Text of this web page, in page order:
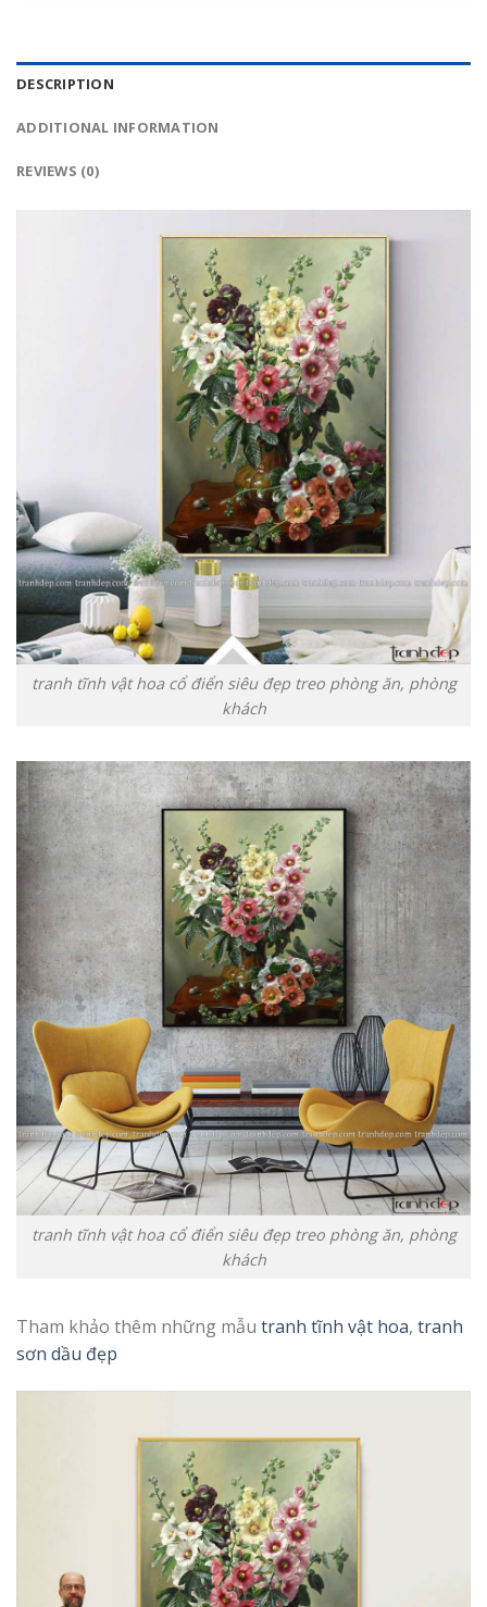
DESCRIPTION
ADDITIONAL INFORMATION
REVIEWS (0)
tranh tĩnh vật hoa cổ điển siêu đẹp treo phòng ăn, phòng
khách
tranh tĩnh vật hoa cổ điển siêu đẹp treo phòng ăn, phòng
khách
Tham khảo thêm những mẫu tranh tĩnh vật hoa, tranh
sơn dầu đẹp